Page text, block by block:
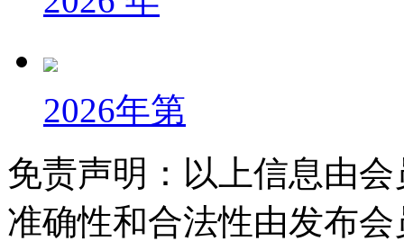
2026年第
免责声明：以上信息由
准确性和合法性由发布